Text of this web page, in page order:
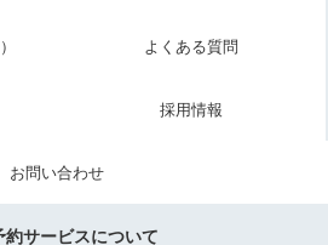
よくある質問
採用情報
お問い合わせ
約サービスについて